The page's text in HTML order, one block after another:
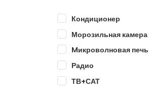
Кондиционер
Морозильная камера
Mикроволновая печь
Радио
ТВ+САТ